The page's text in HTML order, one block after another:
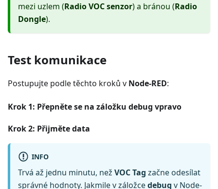
mezi uzlem (Radio VOC senzor) a bránou (Radio
Dongle).
Test komunikace
Postupujte podle těchto kroků v Node-RED:
Krok 1: Přepněte se na záložku debug vpravo
Krok 2: Přijměte data
INFO
Trvá až jednu minutu, než VOC Tag začne odesílat
správné hodnoty. Jakmile v záložcedebug v Node-